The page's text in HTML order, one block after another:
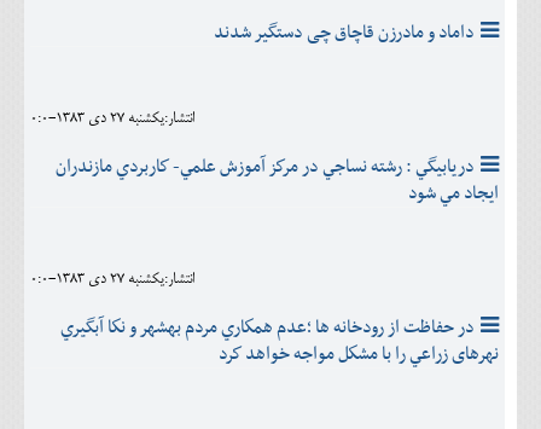
داماد و مادرزن قاچاق چی دستگیر شدند
انتشار:يکشنبه 27 دی 1383-0:0
دريابيگي : رشته نساجي در مركز آموزش علمي- كاربردي مازندران
ايجاد مي شود
انتشار:يکشنبه 27 دی 1383-0:0
در حفاظت از رودخانه ها ؛عدم همكاري مردم بهشهر و نكا آبگيري
نهرهای زراعي را با مشكل مواجه خواهد كرد